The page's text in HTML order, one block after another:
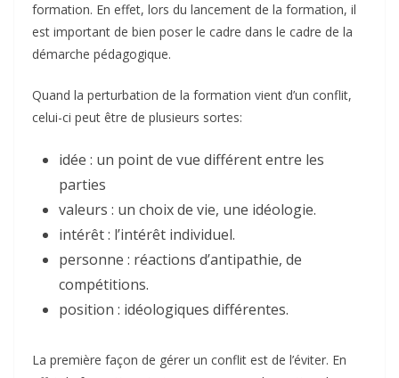
formation. En effet, lors du lancement de la formation, il
est important de bien poser le cadre dans le cadre de la
démarche pédagogique.
Quand la perturbation de la formation vient d’un conflit,
celui-ci peut être de plusieurs sortes:
idée : un point de vue différent entre les
parties
valeurs : un choix de vie, une idéologie.
intérêt : l’intérêt individuel.
personne : réactions d’antipathie, de
compétitions.
position : idéologiques différentes.
La première façon de gérer un conflit est de l’éviter. En